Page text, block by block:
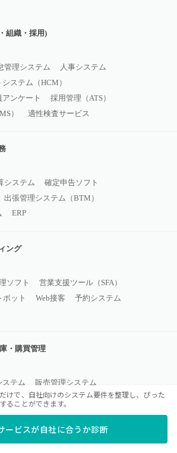
組織・採用)
管理システム
人事システム
ステム（HCM）
ンケート
採用管理（ATS）
）
適性検査サービス
システム
確定申告ソフト
出張管理システム（BTM）
ERP
ング
ソフト
営業支援ツール（SFA）
ボット Web接客
予約システム
・購買管理
ステム
販売管理システム
産管理システム POS 与信管理システム
ン・コラボレーシ
けで、自社向けのシステム要件を整理し、ぴった
ることができます。
ービスが自社に合うか診断